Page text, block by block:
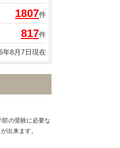
1807件
817件
年8月7日現在
の受験に必要な
出来ます。